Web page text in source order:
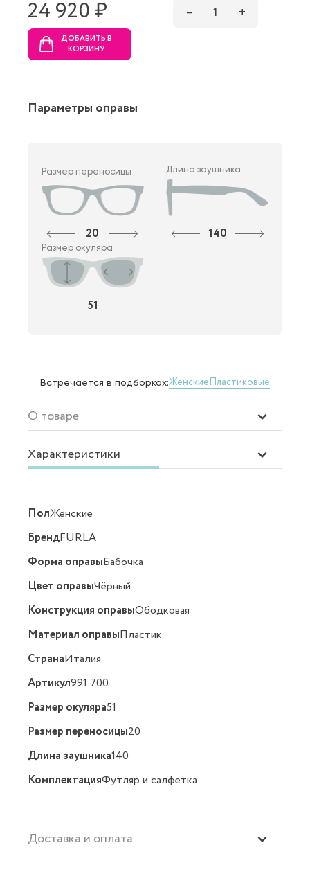
24 920 ₷ – 1 +
ДОБАВИТЬ В
КОРЗИНУ
Параметры оправы
Размер переносицы
20
Длина заушника
140
Размер окуляра
51
Встречается в подборках:ЖенскиеПластиковые
О товаре
Характеристики
ПолЖенские
БрендFURLA
Форма оправыБабочка
Цвет оправыЧёрный
Конструкция оправыОбодковая
Материал оправыПластик
СтранаИталия
Артикул991 700
Размер окуляра51
Размер переносицы20
Длина заушника140
КомплектацияФутляр и салфетка
Доставка и оплата